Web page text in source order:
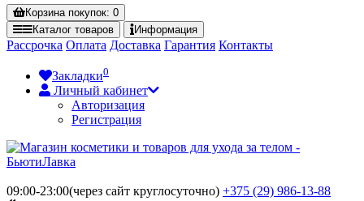
Корзинапокупок: 0
Каталог товаров Информация
Рассрочка Оплата Доставка Гарантия Контакты
Закладки0
Личный кабинет
Авторизация
Регистрация
09:00-23:00(через сайт круглосуточно) +375 (29) 986-13-88